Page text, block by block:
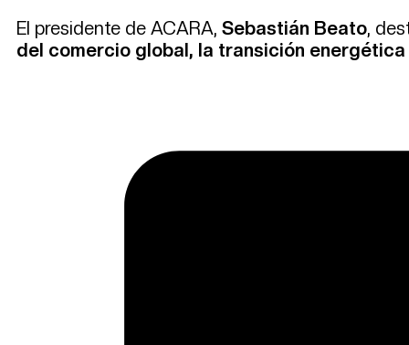
El presidente de ACARA, Sebastián Beato,
del comercio global, la transición